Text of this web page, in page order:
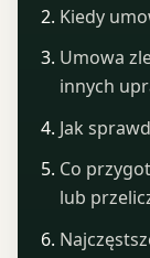
Kiedy
Umowa
innych
Jak
Co
lub